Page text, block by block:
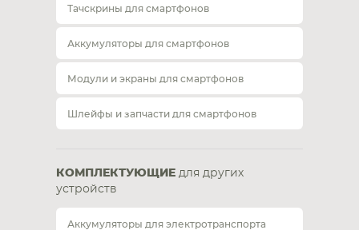
Тачскрины для смартфонов
Аккумуляторы для смартфонов
Модули и экраны для смартфонов
Шлейфы и запчасти для смартфонов
КОМПЛЕКТУЮЩИЕ для других
устройств
Аккумуляторы для электротранспорта